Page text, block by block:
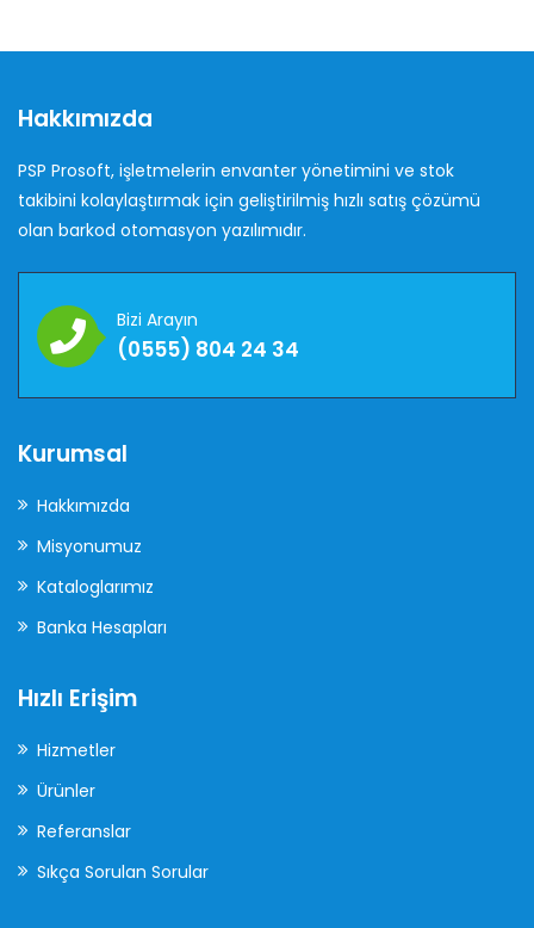
Hakkımızda
PSP Prosoft, işletmelerin envanter yönetimini ve stok
takibini kolaylaştırmak için geliştirilmiş hızlı satış çözümü
olan barkod otomasyon yazılımıdır.
Bizi Arayın
(0555) 804 24 34
Kurumsal
Hakkımızda
Misyonumuz
Kataloglarımız
Banka Hesapları
Hızlı Erişim
Hizmetler
Ürünler
Referanslar
Sıkça Sorulan Sorular